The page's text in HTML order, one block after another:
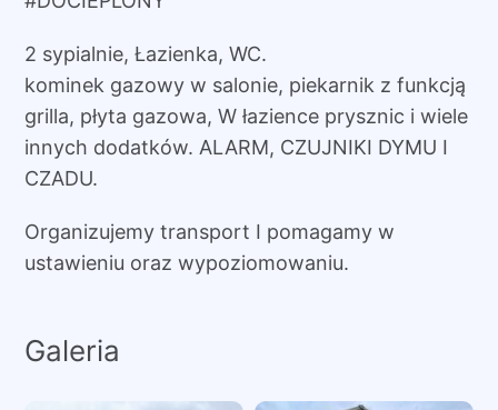
2 sypialnie, Łazienka, WC.
kominek gazowy w salonie, piekarnik z funkcją
grilla, płyta gazowa, W łazience prysznic i wiele
innych dodatków. ALARM, CZUJNIKI DYMU I
CZADU.
Organizujemy transport I pomagamy w
ustawieniu oraz wypoziomowaniu.
Galeria